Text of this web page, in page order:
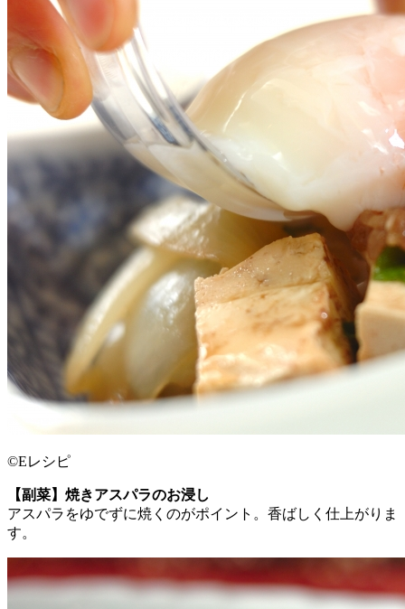
©Eレシピ
【副菜】焼きアスパラのお浸し
アスパラをゆでずに焼くのがポイント。香ばしく仕上がりま
す。